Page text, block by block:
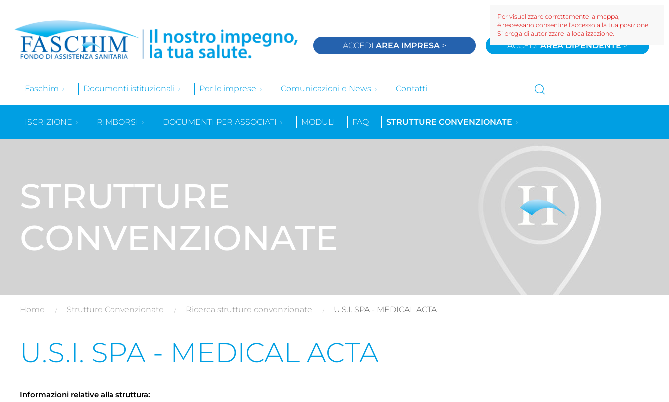
ACCEDIAREA IMPRESA > ACCEDIAREA DIPENDENTE>
Faschim Documenti istituzionali Per le imprese Comunicazioni e News Contatti
ISCRIZIONE RIMBORSI DOCUMENTI PER ASSOCIATI MODULI FAQ STRUTTURE CONVENZIONATE
STRUTTURE
CONVENZIONATE
Home Strutture Convenzionate Ricerca strutture convenzionate U.S.I. SPA - MEDICAL ACTA
U.S.I. SPA - MEDICAL ACTA
Informazioni relative alla struttura:
Per visualizzare correttamente la mappa,
è necessario consentire l'accesso alla tua posizione.
Si prega di autorizzare la localizzazione.